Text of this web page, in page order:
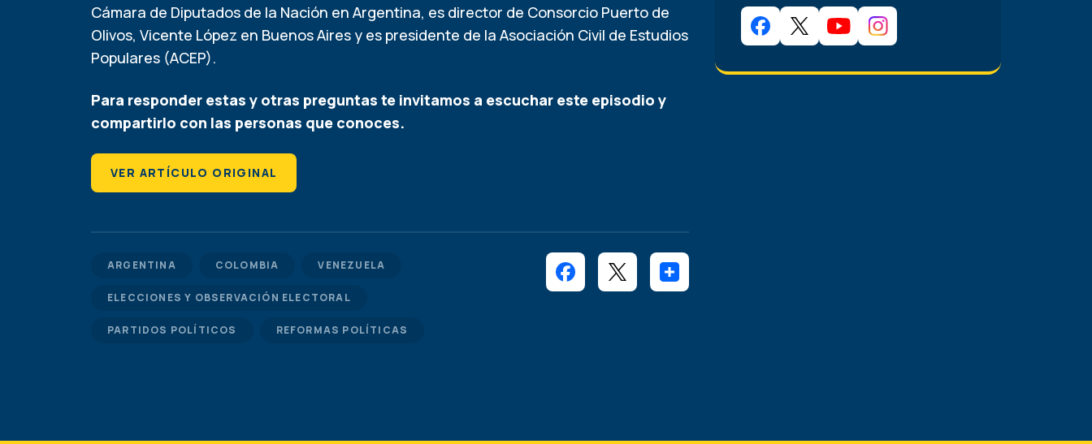
Cámara de Diputados de la Nación en Argentina, es director de Consorcio Puerto de
Olivos, Vicente López en Buenos Aires y es presidente de la Asociación Civil de Estudios
Populares (ACEP).
Para responder estas y otras preguntas te invitamos a escuchar este episodio y
compartirlo con las personas que conoces.
VER ARTÍCULO ORIGINAL
ARGENTINA COLOMBIA VENEZUELA
ELECCIONES Y OBSERVACIÓN ELECTORAL
PARTIDOS POLÍTICOS REFORMAS POLÍTICAS